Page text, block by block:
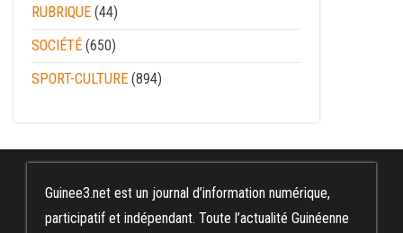
RUBRIQUE (44)
SOCIÉTÉ (650)
SPORT-CULTURE (894)
Guinee3.net est un journal d’information numérique,
participatif et indépendant. Toute l’actualité Guinéenne